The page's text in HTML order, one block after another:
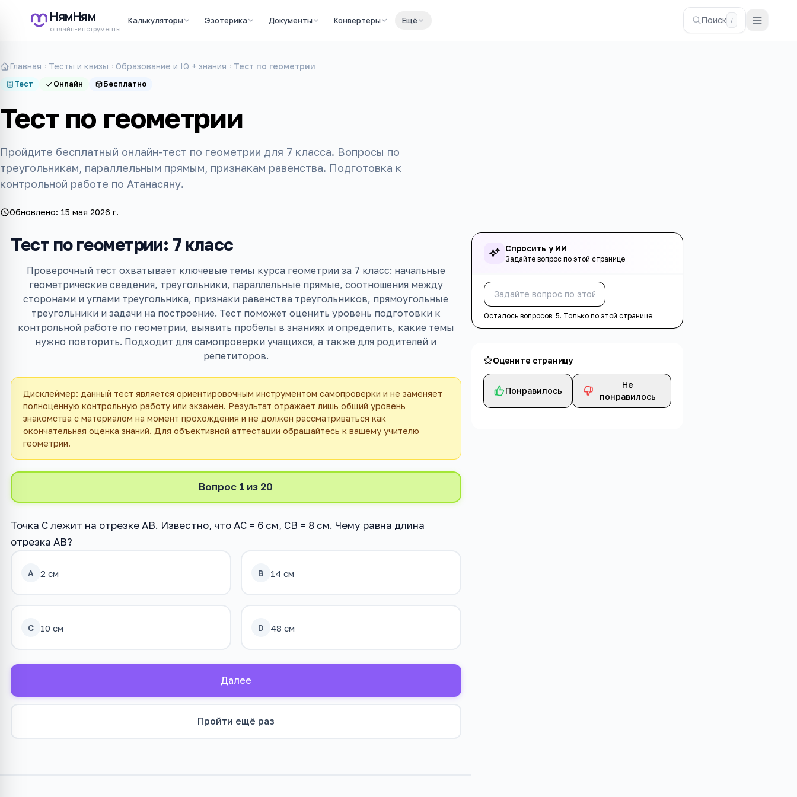
НямНям
онлайн-инструменты
Калькуляторы Эзотерика Документы Конвертеры Ещё Поиск /
Главная Тесты и квизы Образование и IQ + знания Тест по геометрии
Тест Онлайн Бесплатно
Тест по геометрии
Пройдите бесплатный онлайн-тест по геометрии для 7 класса. Вопросы по
треугольникам, параллельным прямым, признакам равенства. Подготовка к
контрольной работе по Атанасяну.
Обновлено: 15 мая 2026 г.
Тест по геометрии: 7 класс
Проверочный тест охватывает ключевые темы курса геометрии за 7 класс: начальные
геометрические сведения, треугольники, параллельные прямые, соотношения между
сторонами и углами треугольника, признаки равенства треугольников, прямоугольные
треугольники и задачи на построение. Тест поможет оценить уровень подготовки к
контрольной работе по геометрии, выявить пробелы в знаниях и определить, какие темы
нужно повторить. Подходит для самопроверки учащихся, а также для родителей и
репетиторов.
Дисклеймер: данный тест является ориентировочным инструментом самопроверки и не заменяет
полноценную контрольную работу или экзамен. Результат отражает лишь общий уровень
знакомства с материалом на момент прохождения и не должен рассматриваться как
окончательная оценка знаний. Для объективной аттестации обращайтесь к вашему учителю
геометрии.
Вопрос 1 из 20
Точка C лежит на отрезке AB. Известно, что AC = 6 см, CB = 8 см. Чему равна длина
отрезка AB?
A 2 см B 14 см
C 10 см D 48 см
Далее
Пройти ещё раз
Спросить у ИИ
Задайте вопрос по этой странице
Осталось вопросов:5. Только по этой странице.
Оцените страницу
Понравилось
Не
понравилось